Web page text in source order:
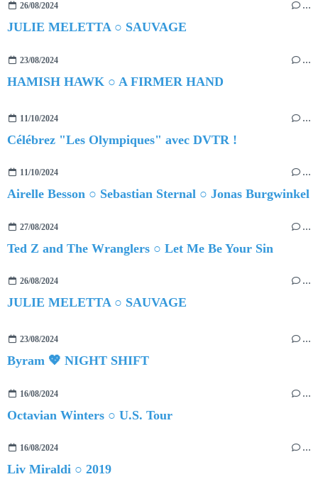
26/08/2024 …
JULIE MELETTA ○ SAUVAGE
23/08/2024 …
HAMISH HAWK ○ A FIRMER HAND
11/10/2024 …
Célébrez "Les Olympiques" avec DVTR !
11/10/2024 …
Airelle Besson ○ Sebastian Sternal ○ Jonas Burgwinkel
27/08/2024 …
Ted Z and The Wranglers ○ Let Me Be Your Sin
26/08/2024 …
JULIE MELETTA ○ SAUVAGE
23/08/2024 …
Byram 💖 NIGHT SHIFT
16/08/2024 …
Octavian Winters ○ U.S. Tour
16/08/2024 …
Liv Miraldi ○ 2019